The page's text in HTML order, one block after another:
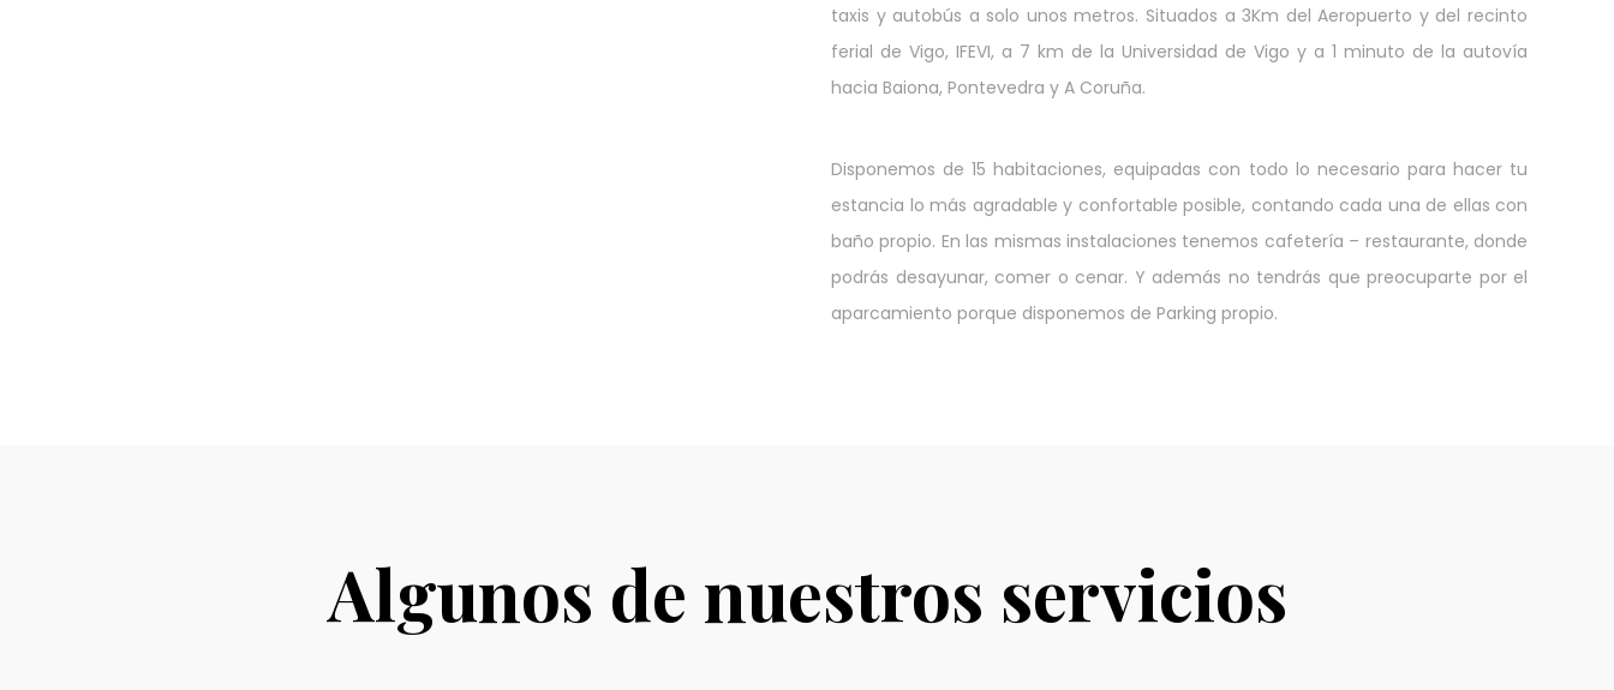
taxis y autobús a solo unos metros. Situados a 3Km del Aeropuerto y del recinto
ferial de Vigo, IFEVI, a 7 km de la Universidad de Vigo y a 1 minuto de la autovía
hacia Baiona, Pontevedra y A Coruña.
Disponemos de 15 habitaciones, equipadas con todo lo necesario para hacer tu
estancia lo más agradable y confortable posible, contando cada una de ellas con
baño propio. En las mismas instalaciones tenemos cafetería – restaurante, donde
podrás desayunar, comer o cenar. Y además no tendrás que preocuparte por el
aparcamiento porque disponemos de Parking propio.
Algunos de nuestros servicios